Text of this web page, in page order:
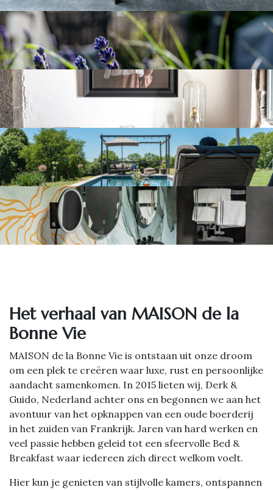
Het ve​rhaal van MAISON de la
Bonne Vie
MAISON de la Bonne Vie is ontstaan uit onze droom
om een plek te creëren waar luxe, rust en persoonlijke
aandacht samenkomen. In 2015 lieten wij, Derk &
Guido, Nederland achter ons en begonnen we aan het
avontuur van het opknappen van een oude boerderij
in het zuiden van Frankrijk. Jaren van hard werken en
veel passie hebben geleid tot een sfeervolle Bed &
Breakfast waar iedereen zich direct welkom voelt.
Hier kun je genieten van stijlvolle kamers, ontspannen